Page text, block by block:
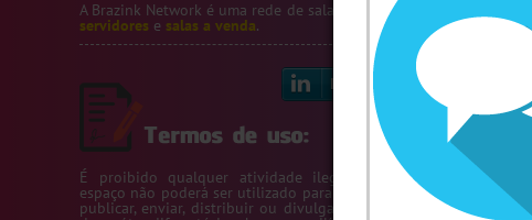
A Brazink Network é uma rede de salas de bate-papo.
servidores e salas a venda.
Linkedin
É proibido qualquer atividade ilegal na Rede Brazink. Este
espaço não poderá ser utilizado para passar número de telefone,
publicar, enviar, distribuir ou divulgar conteúdos ou informação